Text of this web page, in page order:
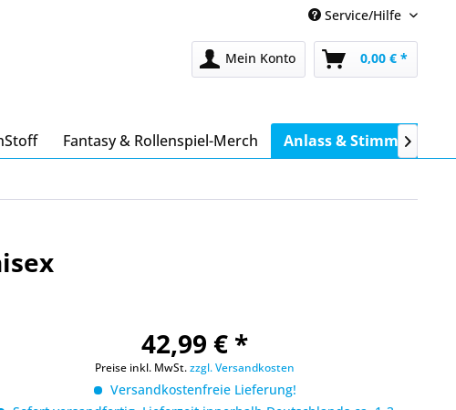
Service/Hilfe
Mein Konto 0,00 € *
Fantasy & Rollenspiel-Merch Anlass & Stimmung

42,99 € *
Preise inkl. MwSt.zzgl. Versandkosten
Versandkostenfreie Lieferung!